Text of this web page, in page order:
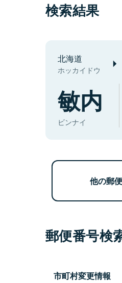
検索結果
北海道
ホッカイドウ
敏内
ビンナイ
他の郵
郵便番号検
市町村変更情報